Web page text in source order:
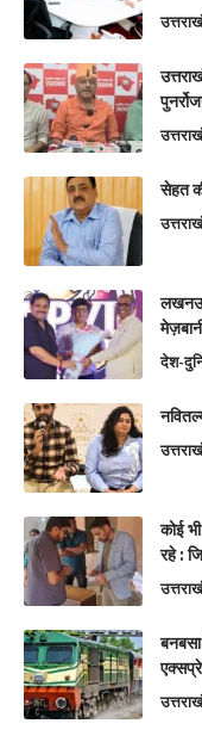
सेहत
लखनऊ
देश-
कोई
रहे :